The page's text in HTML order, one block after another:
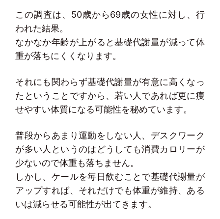
この調査は、50歳から69歳の女性に対し、行
われた結果。
なかなか年齢が上がると基礎代謝量が減って体
重が落ちにくくなります。
それにも関わらず基礎代謝量が有意に高くなっ
たということですから、若い人であれば更に痩
せやすい体質になる可能性を秘めています。
普段からあまり運動をしない人、デスクワーク
が多い人というのはどうしても消費カロリーが
少ないので体重も落ちません。
しかし、ケールを毎日飲むことで基礎代謝量が
アップすれば、それだけでも体重が維持、ある
いは減らせる可能性が出てきます。